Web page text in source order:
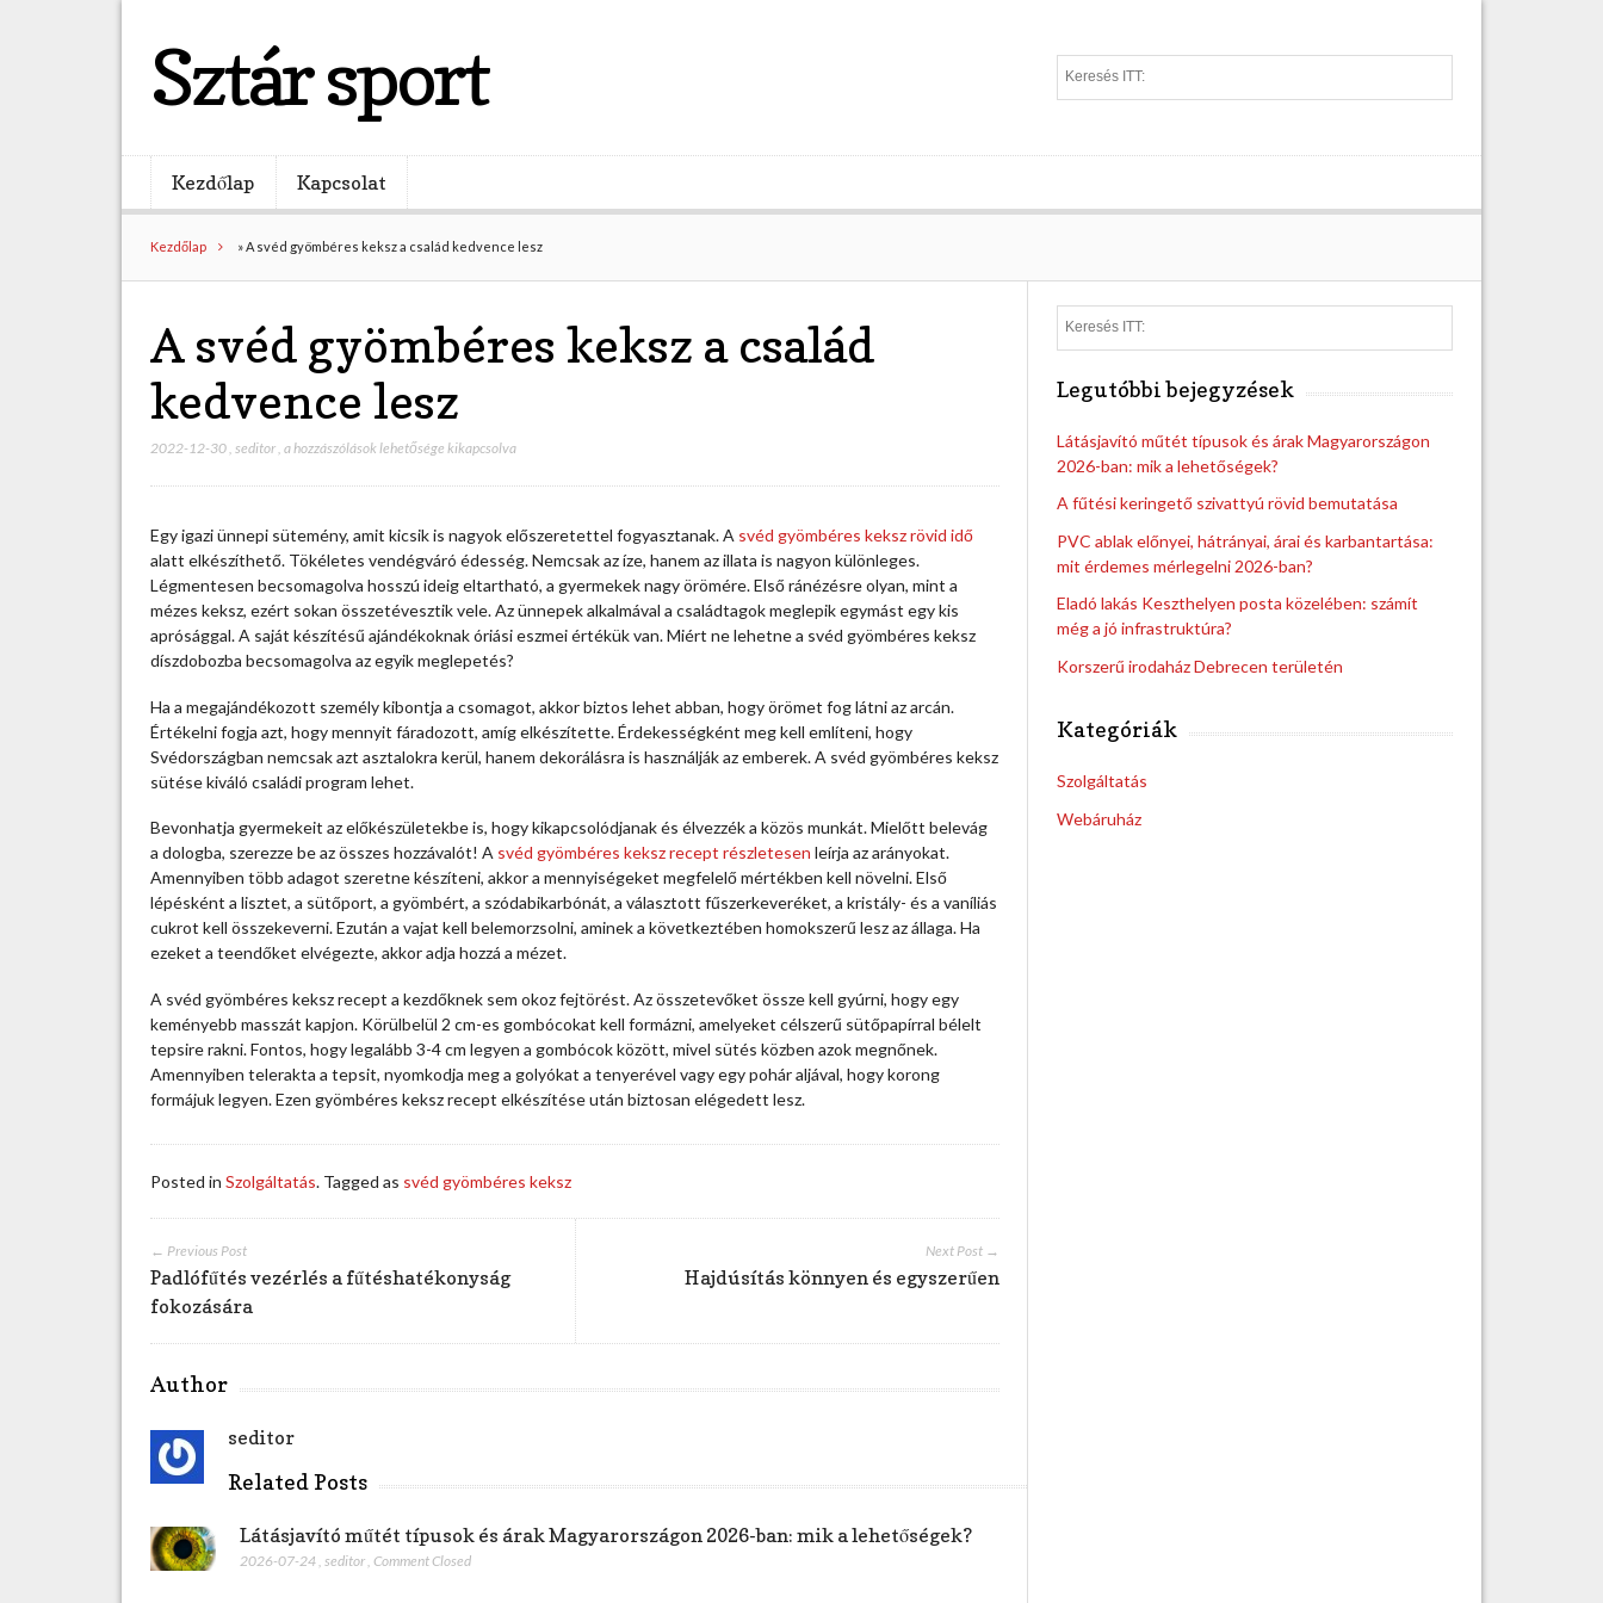
Sztár sport
e
c
Kezdőlap Kapcsolat
Kezdőlap »A svéd gyömbéres keksz a család kedvence lesz
A svéd gyömbéres keksz a család
kedvence lesz
2022-12-30 seditor ,A
d
g
y
ö
m
b
s
e
k
s
z
a
c
a
l
á
d
k
d
n
e
s
j
y
z
a hozzászólások lehetősége kikapcsolva
Egy igazi ünnepi sütemény, amit kicsik is nagyok előszeretettel fogyasztanak. A svéd gyömbéres keksz rövid idő
alatt elkészíthető. Tökéletes vendégváró édesség. Nemcsak az íze, hanem az illata is nagyon különleges.
Légmentesen becsomagolva hosszú ideig eltartható, a gyermekek nagy örömére. Első ránézésre olyan, mint a
mézes keksz, ezért sokan összetévesztik vele. Az ünnepek alkalmával a családtagok meglepik egymást egy kis
aprósággal. A saját készítésű ajándékoknak óriási eszmei értékük van. Miért ne lehetne a svéd gyömbéres keksz
díszdobozba becsomagolva az egyik meglepetés?
Ha a megajándékozott személy kibontja a csomagot, akkor biztos lehet abban, hogy örömet fog látni az arcán.
Értékelni fogja azt, hogy mennyit fáradozott, amíg elkészítette. Érdekességként meg kell említeni, hogy
Svédországban nemcsak azt asztalokra kerül, hanem dekorálásra is használják az emberek. A svéd gyömbéres keksz
sütése kiváló családi program lehet.
Bevonhatja gyermekeit az előkészületekbe is, hogy kikapcsolódjanak és élvezzék a közös munkát. Mielőtt belevág
a dologba, szerezze be az összes hozzávalót! A svéd gyömbéres keksz recept részletesen leírja az arányokat.
Amennyiben több adagot szeretne készíteni, akkor a mennyiségeket megfelelő mértékben kell növelni. Első
lépésként a lisztet, a sütőport, a gyömbért, a szódabikarbónát, a választott fűszerkeveréket, a kristály- és a vaníliás
cukrot kell összekeverni. Ezután a vajat kell belemorzsolni, aminek a következtében homokszerű lesz az állaga. Ha
ezeket a teendőket elvégezte, akkor adja hozzá a mézet.
A svéd gyömbéres keksz recept a kezdőknek sem okoz fejtörést. Az összetevőket össze kell gyúrni, hogy egy
keményebb masszát kapjon. Körülbelül 2 cm-es gombócokat kell formázni, amelyeket célszerű sütőpapírral bélelt
tepsire rakni. Fontos, hogy legalább 3-4 cm legyen a gombócok között, mivel sütés közben azok megnőnek.
Amennyiben telerakta a tepsit, nyomkodja meg a golyókat a tenyerével vagy egy pohár aljával, hogy korong
formájuk legyen. Ezen gyömbéres keksz recept elkészítése után biztosan elégedett lesz.
Posted inSzolgáltatás. Tagged as svéd gyömbéres keksz
Next Post →
Hajdúsítás könnyen és egyszerűen
← Previous Post
Padlófűtés vezérlés a fűtéshatékonyság
fokozására
Author
seditor
Related Posts
Látásjavító műtét típusok és árak Magyarországon 2026-ban: mik a lehetőségek?
2026-07-24,seditor,Comment Closed
e
Legutóbbi bejegyzések
Látásjavító műtét típusok és árak Magyarországon
2026-ban: mik a lehetőségek?
A fűtési keringető szivattyú rövid bemutatása
PVC ablak előnyei, hátrányai, árai és karbantartása:
mit érdemes mérlegelni 2026-ban?
Eladó lakás Keszthelyen posta közelében: számít
még a jó infrastruktúra?
Korszerű irodaház Debrecen területén
Kategóriák
Szolgáltatás
Webáruház